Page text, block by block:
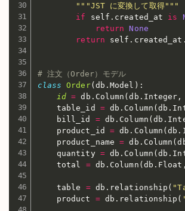
"""JST に変換して取得"""
if
self . created_at is
return
None
return self . created_at .
# 注文（Order）モデル
class
Order( db .Model ) :
id = db . Column (db . Integer ,
    table_id
= db . Column (db .
    bill_id
= db . Column ( db .
    product_id
= db . Column (db .
    product_name
= db . Column (
    quantity
= db . Column (db .
    total
= db . Column ( db . Float ,
    table
= db . relationship (
    product
= db . relationship (